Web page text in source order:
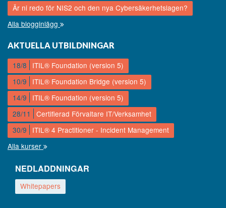
Är ni redo för NIS2 och den nya Cybersäkerhetslagen?
Alla blogginlägg
AKTUELLA UTBILDNINGAR
18/8
ITIL® Foundation (version 5)
10/9
ITIL® Foundation Bridge (version 5)
14/9
ITIL® Foundation (version 5)
28/11
Certifierad Förvaltare IT/Verksamhet
30/9
ITIL® 4 Practitioner - Incident Management
Alla kurser
NEDLADDNINGAR
Whitepapers